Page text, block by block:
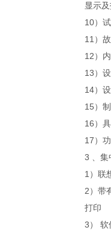
显示
10）
11）
12）
13）
14）
15）
16）
17）
3 、集
1）联
2）带
打印
3） 软